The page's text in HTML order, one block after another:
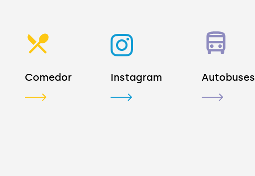
Comedor Instagram Autobuses